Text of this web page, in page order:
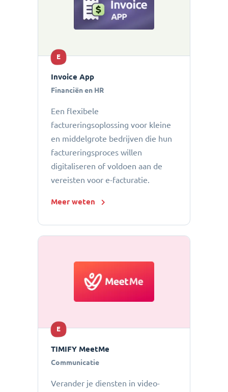
E
Invoice App
Financiën en HR
Een flexibele
factureringsoplossing voor kleine
en middelgrote bedrijven die hun
factureringsproces willen
digitaliseren of voldoen aan de
vereisten voor e-facturatie.
Meer weten
E
TIMIFY MeetMe
Communicatie
Verander je diensten in video-